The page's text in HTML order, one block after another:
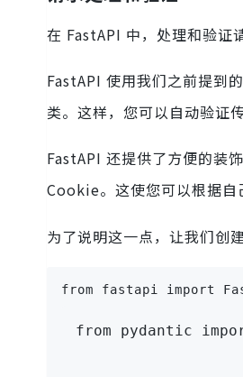
在 FastAPI 中，处理和验证
FastAPI 使用我们之前提到
类。这样，您可以自动验证
FastAPI 还提供了方便的装
Cookie。这使您可以根据自
为了说明这一点，让我们创
from fastapi import
from pydantic